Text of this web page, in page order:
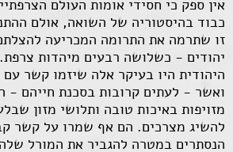
אין ספק כי חסידי אומות העולם
כבוד בהיסטוריה של השואה, אולם
יהודים - כשלושה רבעים מיהדות
היהודית היו בעיקר אלה שיזמו קשר
ואשר - לעתים קרובות בסכנת חייהם -
מזויפות באיכות טובה ותלושי מזון
להשיג מצרכים. הם אף שמרו על קשר
הנסתרים במטרה להגביר את המורל